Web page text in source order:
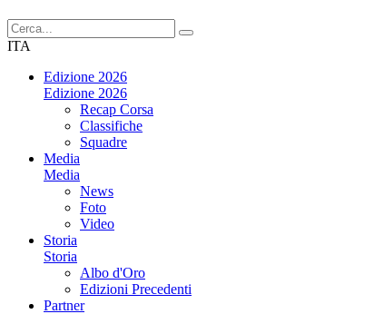
ITA
Edizione 2026
Edizione 2026
Recap Corsa
Classifiche
Squadre
Media
Media
News
Foto
Video
Storia
Storia
Albo d'Oro
Edizioni Precedenti
Partner